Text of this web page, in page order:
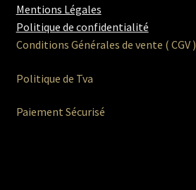
Mentions Légales
Politique de confidentialité
Conditions Générales de vente ( CGV )
Politique de Tva
Paiement Sécurisé